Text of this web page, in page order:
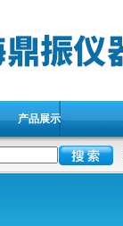
产品展示